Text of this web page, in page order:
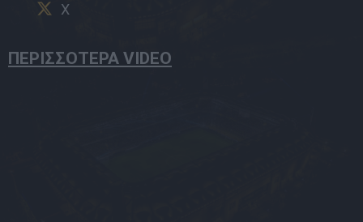
X
ΠΕΡΙΣΣΟΤΕΡΑ VIDEO